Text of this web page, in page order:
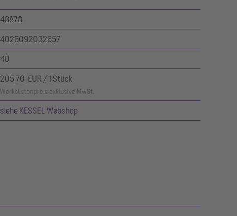
48878
4026092032657
40
205,70 EUR / 1 Stück
Werkslistenpreis exklusive MwSt.
siehe KESSEL Webshop